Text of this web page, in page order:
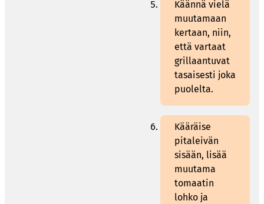
Käännä vielä
muutamaan
kertaan, niin,
että vartaat
grillaantuvat
tasaisesti joka
puolelta.
Kääräise
pitaleivän
sisään, lisää
muutama
tomaatin
lohko ja